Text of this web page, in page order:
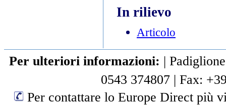
In rilievo
Articolo
Per ulteriori informazioni: |
0543 374807 | Fax:
Per contattare lo Europe Direct più